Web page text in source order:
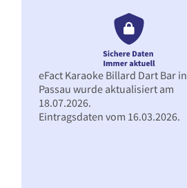
eFact Karaoke Billard Dart Bar in
Passau wurde aktualisiert am
18.07.2026.
Eintragsdaten vom 16.03.2026.